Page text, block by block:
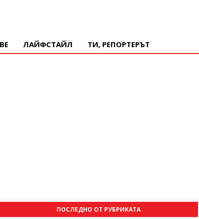
ЛАЙФСТАЙЛ ТИ, РЕПОРТЕРЪТ
ПОСЛЕДНО ОТ РУБРИКАТА